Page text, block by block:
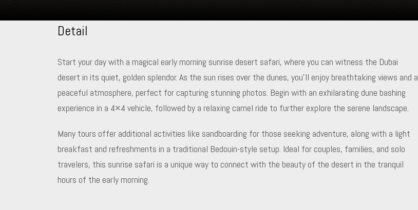
Detail
Start your day with a magical early morning sunrise desert safari, where you can witness the Dubai
desert in its quiet, golden splendor. As the sun rises over the dunes, you’ll enjoy breathtaking views and a
peaceful atmosphere, perfect for capturing stunning photos. Begin with an exhilarating dune bashing
experience in a 4×4 vehicle, followed by a relaxing camel ride to further explore the serene landscape.
Many tours offer additional activities like sandboarding for those seeking adventure, along with a light
breakfast and refreshments in a traditional Bedouin-style setup. Ideal for couples, families, and solo
travelers, this sunrise safari is a unique way to connect with the beauty of the desert in the tranquil
hours of the early morning.